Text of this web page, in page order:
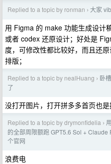
Replied to a topic by ronman › 大家
用 Figma 的 make 功能生成设计
或者 codex 还原设计；好处是
度，可修改性都比较好，而且还
排版；
Replied to a topic by nealHuang › 卧
了
没打开图片，打开拼多多首页也
Replied to a topic by drymonfidelia ›
的全部周限额跑 GPT5.6 Sol +
个官网
浪费电